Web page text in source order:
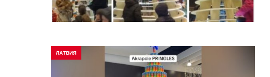
ЛАТВИЯ